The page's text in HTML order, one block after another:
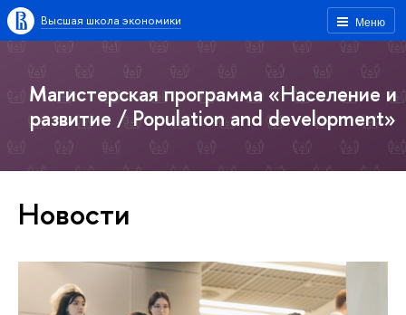
Меню
Высшая школа экономики
Магистерская программа «Население и
развитие / Population and development»
Новости